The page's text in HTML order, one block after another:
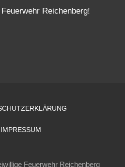
Reichenberg!
IMPRESSUM
Feuerwehr Reichenberg